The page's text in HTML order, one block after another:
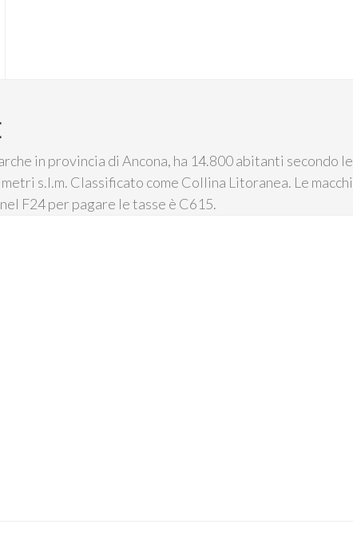
in provincia di Ancona, ha 14.800 abitanti secondo
s.l.m. Classificato come Collina Litoranea. Le
F24 per pagare le tasse è C615.